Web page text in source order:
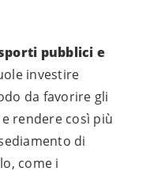
pubblici e
investire
da favorire gli
rendere così più
di
come i